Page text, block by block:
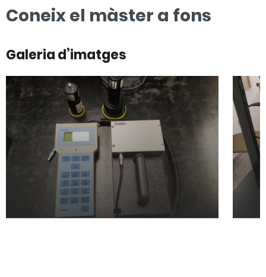
Coneix el màster a fons
Galeria d’imatges